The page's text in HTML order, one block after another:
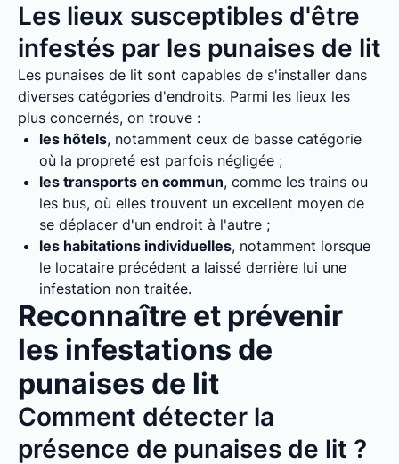
Les lieux susceptibles d'être
infestés par les punaises de lit
Les punaises de lit sont capables de s'installer dans
diverses catégories d'endroits. Parmi les lieux les
plus concernés, on trouve :
les hôtels, notamment ceux de basse catégorie
où la propreté est parfois négligée ;
les transports en commun, comme les trains ou
les bus, où elles trouvent un excellent moyen de
se déplacer d'un endroit à l'autre ;
les habitations individuelles, notamment lorsque
le locataire précédent a laissé derrière lui une
infestation non traitée.
Reconnaître et prévenir
les infestations de
punaises de lit
Comment détecter la
présence de punaises de lit ?